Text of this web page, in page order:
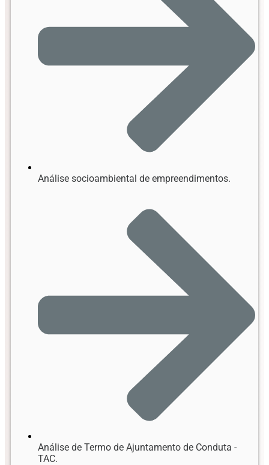
Análise socioambiental de empreendimentos.
Análise de Termo de Ajuntamento de Conduta -
TAC.